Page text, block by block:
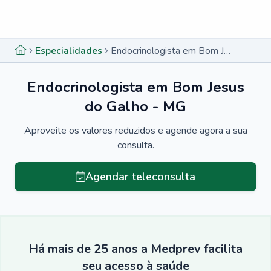
Especialidades Endocrinologista em Bom Jesus do Galho - MG
Endocrinologista em Bom Jesus
do Galho - MG
Aproveite os valores reduzidos e agende agora a sua
consulta.
Agendar teleconsulta
Há mais de 25 anos a Medprev facilita
seu acesso à saúde